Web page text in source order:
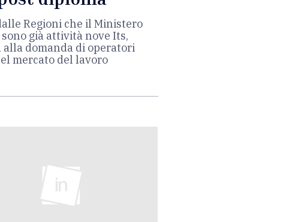
Regioni che il Ministero
già attività nove Its,
domanda di operatori
mercato del lavoro